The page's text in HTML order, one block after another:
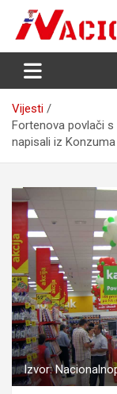
content
Nacija želi znati više
Vijesti
Fortenova povlači
napisali iz Konzuma
Izvor: